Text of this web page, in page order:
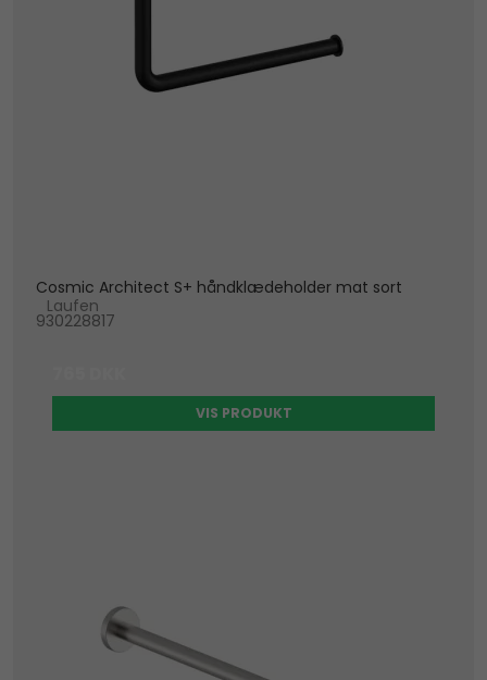
Cosmic Architect S+ håndklædeholder mat sort
Laufen
930228817
VIS PRODUKT